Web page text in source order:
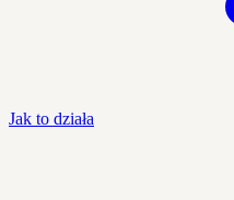
Jak to działa